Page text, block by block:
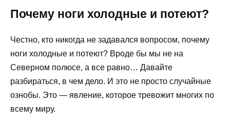
Почему ноги холодные и потеют?
Честно, кто никогда не задавался вопросом, почему
ноги холодные и потеют? Вроде бы мы не на
Северном полюсе, а все равно… Давайте
разбираться, в чем дело. И это не просто случайные
ознобы. Это — явление, которое тревожит многих по
всему миру.